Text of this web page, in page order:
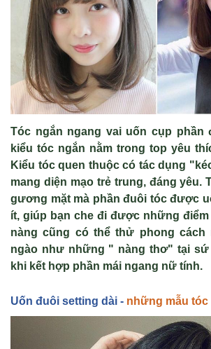
Tóc ngắn ngang vai uốn cụp phần
kiểu tóc ngắn nằm trong top yêu
Kiểu tóc quen thuộc có tác d ụng "k
mang diện mạo trẻ trung, đáng yêu.
gương mặt mà phần đuôi tóc được
ít, giúp bạn che đi được những điểm
nàng cũng có thể thử phong cách
ngào như những " nàng thơ" tại sứ
khi kết hợp phần mái ngang nữ tính.
Uốn đuôi setting dài - những mẫu tóc